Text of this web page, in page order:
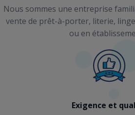
Nous sommes une entreprise
vente de prêt-à-porter, literie,
ou en
Exigence et